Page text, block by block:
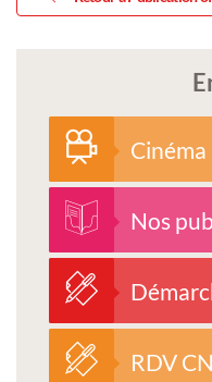
Cinéma
Nos
RDV